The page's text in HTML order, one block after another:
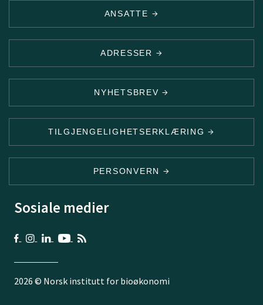
ANSATTE
ADRESSER
NYHETSBREV
TILGJENGELIGHETSERKLÆRING
PERSONVERN
Sosiale medier
2026 © Norsk institutt for bioøkonomi